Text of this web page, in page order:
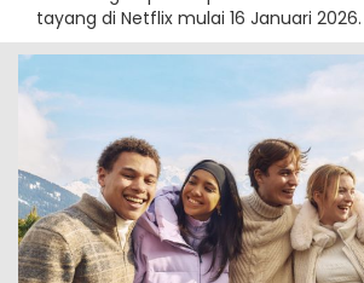
tayang di Netflix mulai 16 Januari 2026.